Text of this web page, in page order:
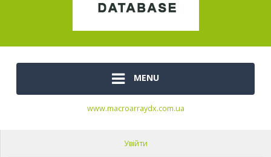
MENU
www.macroarraydx.com.ua
Увійти